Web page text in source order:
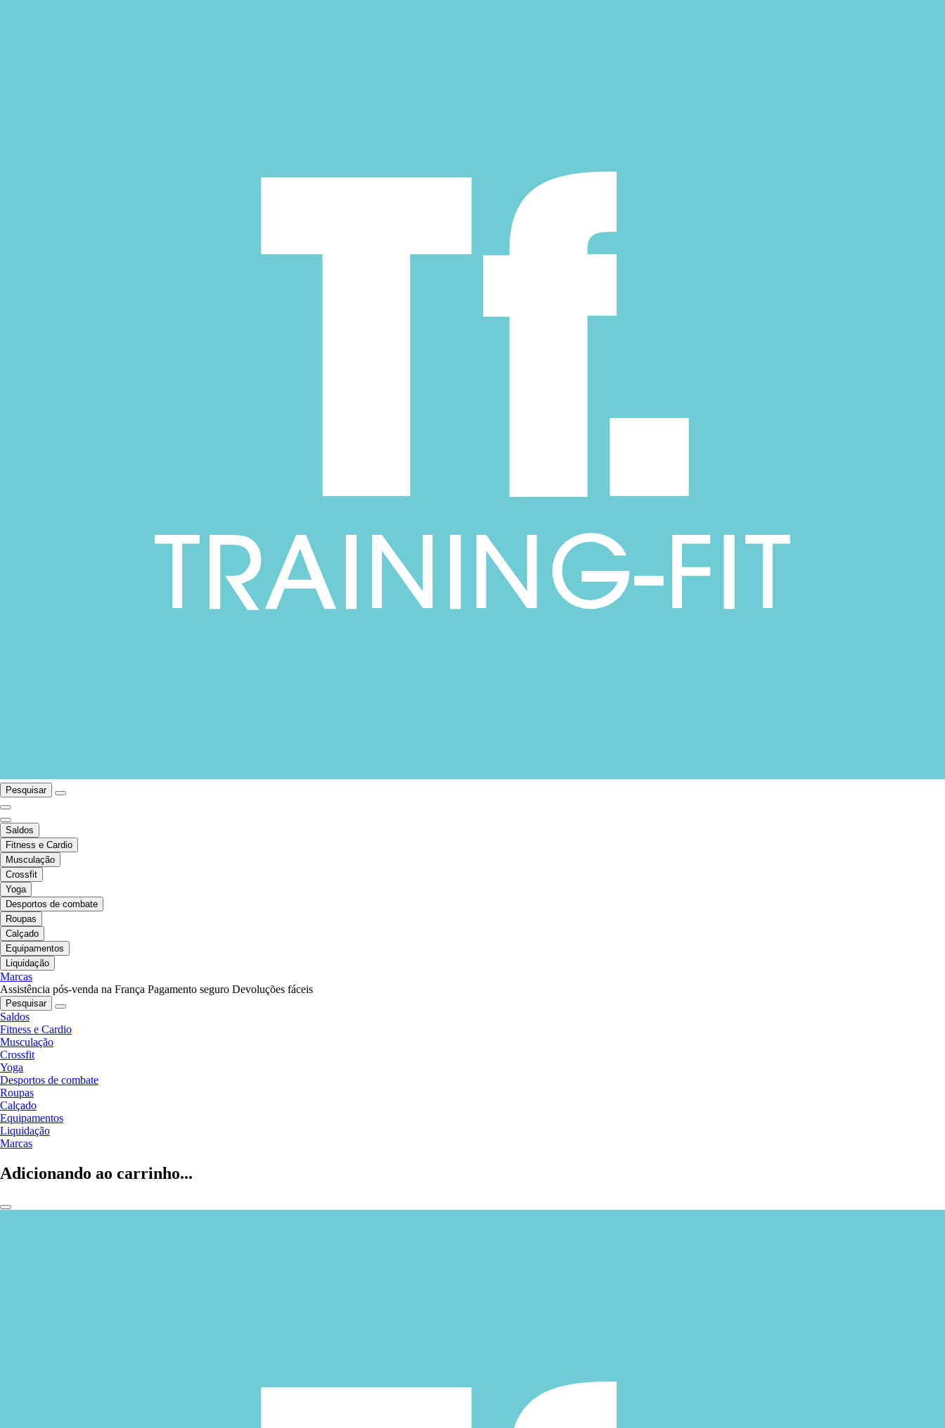
Pesquisar
Saldos
Fitness e Cardio
Musculação
Crossfit
Yoga
Desportos de combate
Roupas
Calçado
Equipamentos
Liquidação
Marcas
Assistência pós-venda na França Pagamento seguro Devoluções fáceis
Pesquisar
Saldos
Fitness e Cardio
Musculação
Crossfit
Yoga
Desportos de combate
Roupas
Calçado
Equipamentos
Liquidação
Marcas
Adicionando ao carrinho...